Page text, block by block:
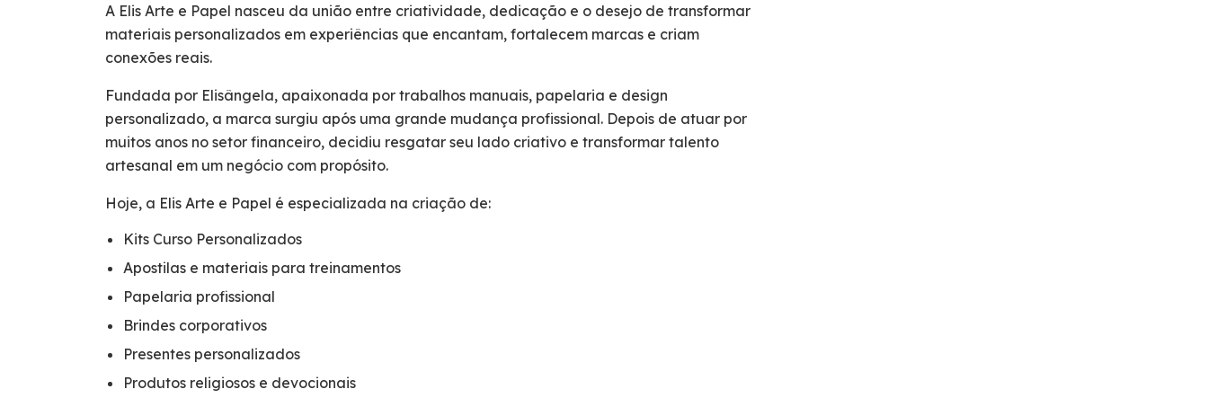
A Elis Arte e Papel nasceu da união entre criatividade, dedicação e o desejo de transformar
materiais personalizados em experiências que encantam, fortalecem marcas e criam
conexões reais.
Fundada por Elisângela, apaixonada por trabalhos manuais, papelaria e design
personalizado, a marca surgiu após uma grande mudança profissional. Depois de atuar por
muitos anos no setor financeiro, decidiu resgatar seu lado criativo e transformar talento
artesanal em um negócio com propósito.
Hoje, a Elis Arte e Papel é especializada na criação de:
Kits Curso Personalizados
Apostilas e materiais para treinamentos
Papelaria profissional
Brindes corporativos
Presentes personalizados
Produtos religiosos e devocionais